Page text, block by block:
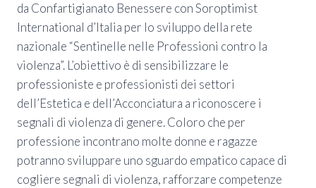
da Confartigianato Benessere con Soroptimist
International d’Italia per lo sviluppo della rete
nazionale “Sentinelle nelle Professioni contro la
violenza”. L’obiettivo è di sensibilizzare le
professioniste e professionisti dei settori
dell’Estetica e dell’Acconciatura a riconoscere i
segnali di violenza di genere. Coloro che per
professione incontrano molte donne e ragazze
potranno sviluppare uno sguardo empatico capace di
cogliere segnali di violenza, rafforzare competenze